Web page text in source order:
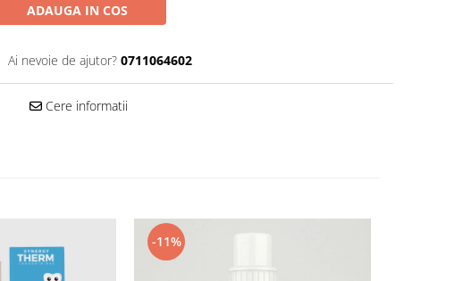
ADAUGA IN COS
Ai nevoie de ajutor? 0711064602
Cere informatii
-11%